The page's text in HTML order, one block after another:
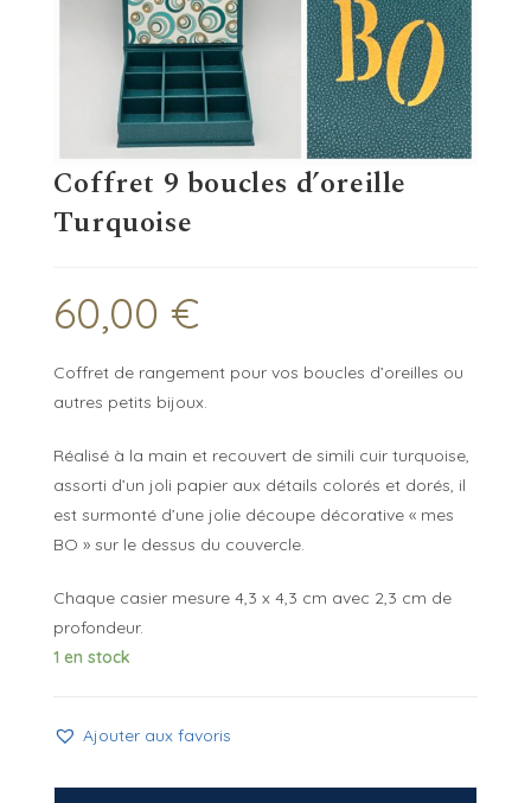
Coffret 9 boucles d’oreille
Turquoise
60,00 €
Coffret de rangement pour vos boucles d’oreilles ou
autres petits bijoux.
Réalisé à la main et recouvert de simili cuir turquoise,
assorti d’un joli papier aux détails colorés et dorés, il
est surmonté d’une jolie découpe décorative « mes
BO » sur le dessus du couvercle.
Chaque casier mesure 4,3 x 4,3 cm avec 2,3 cm de
profondeur.
1 en stock
Ajouter aux favoris